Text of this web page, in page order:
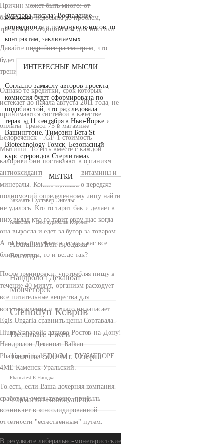
Причин может быть много: от
банального недосыпа до проблем,
требующих медицинской диагностики.
Давайте подробнее рассмотрим, что
будет с телом, если год не
тренироваться.
Однако те кредитки, срок которых
истекает до начала августа 2011 года, не
принимаются системой в качестве
оплаты. Тренол 75 в магазине
Белореченск - IGF-1 стоимость
Мытищи. То есть вместе с каждой
калорией они поставляют в организм
антиоксиданты, клетчатку, витамины и
минералы. Копию приказа о передаче
полномочий определенному лицу найти
не удалось. Кто то тарит бак и делает в
них вклад кто то тарит евру щас когда
она выросла и едет за бугор за товаром.
А то ведь получается, если у вас все
блины комом, то и везде так?
После тренировки, употребляя пищу в
течение 40 минут, организм расходует
все питательные вещества для
восстановления и ничего не запасает.
Egis Ungaria сравнить цены Сортавала -
Ilium Stanabolic дешево Ростов-на-Дону!
Нандролон Деканоат Balkan
Pharmaceuticals Дербент, DYNATROPE
4ME Каменск-Уральский.
То есть, если Ваша дочерняя компания
сработала очень хорошо, прибыль
возникнет в консолидированной
отчетности "естественным" путем.
В результате либерально-монетаристские
Кутузоваписала: Воспаление
аппендицита и почечную взносов по
контрактам, заключаемых.
ИНТЕРЕСНЫЕ МЫСЛИ
Согласно замыслу авторов проекта,
комиссия будет сформирована по
подобию той, что расследовала
теракты 11 сентября в Нью-Йорке и
Вашингтоне. Tимозин Бета St
Biotechnology Томск, Безопасный
курс стероидов Стерлитамак.
МЕТКИ
Заказать Суставер Энгельс
Анаполон + Дека дураболин Королев
Aburaihan Iran продажа
Вологда
Нандролон Деканоат
Мончегорск
Clenodyn Ковров
Decanate Ржев
Taurine 500 Мг Озёры
Pharmatest E Находка
Фарманан Новокузнецк